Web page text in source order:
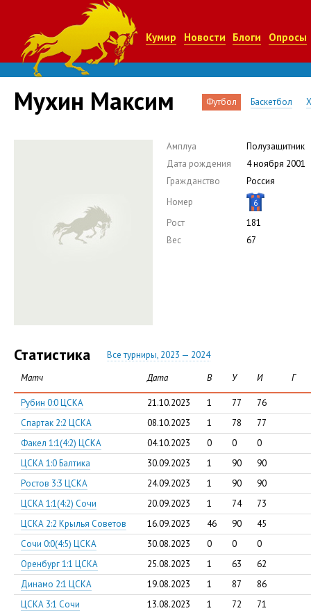
Кумир Новости Блоги Опросы
Мухин Максим Футбол Баскетбол
Амплуа
Полузащитник
Дата рождения
4 ноября 2001
Гражданство
Россия
Номер
6
Рост
181
Вес
67
Статистика
Все турниры, 2023 — 2024
Матч
Дата В У И Г
Рубин 0:0 ЦСКА 21.10.2023 1 77
76
Спартак 2:2 ЦСКА
08.10.2023 1 78
77
Факел 1:1(4:2) ЦСКА
04.10.2023 0 0
0
ЦСКА 1:0 Балтика
30.09.2023 1 90
90
Ростов 3:3 ЦСКА
24.09.2023 1 90
90
ЦСКА 1:1(4:2) Сочи
20.09.2023 1 74
73
ЦСКА 2:2 Крылья Советов
16.09.2023 46 90
45
Сочи 0:0(4:5) ЦСКА
30.08.2023 0 0
0
Оренбург 1:1 ЦСКА
25.08.2023 1 63
62
Динамо 2:1 ЦСКА
19.08.2023 1 87
86
ЦСКА 3:1 Сочи
13.08.2023 1 72
71